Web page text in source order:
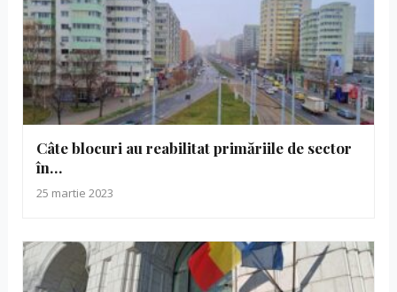
Câte blocuri au reabilitat primăriile de sector
în…
25 martie 2023